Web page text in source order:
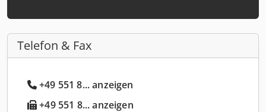
Telefon & Fax
+49 551 8... anzeigen
+49 551 8... anzeigen